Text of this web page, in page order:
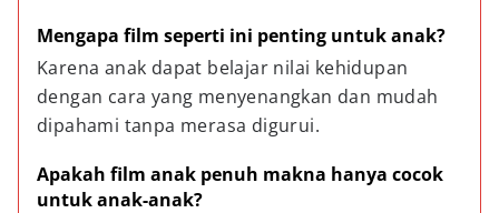
Mengapa film seperti ini penting untuk anak?
Karena anak dapat belajar nilai kehidupan
dengan cara yang menyenangkan dan mudah
dipahami tanpa merasa digurui.
Apakah film anak penuh makna hanya cocok
untuk anak-anak?